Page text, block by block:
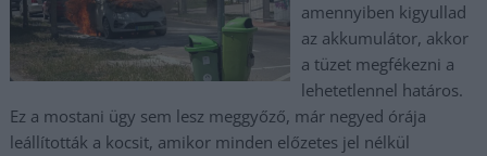
amennyiben kigyullad
az akkumulátor, akkor
a tüzet megfékezni a
lehetetlennel határos.
Ez a mostani ügy sem lesz meggyőző, már negyed órája
leállították a kocsit, amikor minden előzetes jel nélkül